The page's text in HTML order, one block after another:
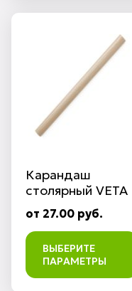
Карандаш
столярный VETA
от 27.00 руб.
ВЫБЕРИТЕ
ПАРАМЕТРЫ